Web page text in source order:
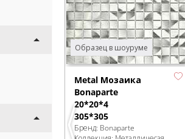
Образец в шоуруме
Metal Мозаика
Bonaparte
20*20*4
305*305
Бренд: Bonaparte